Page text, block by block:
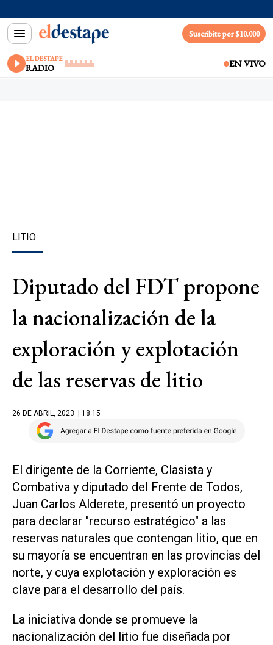
Suscribite por $10.000
EL DESTAPE
RADIO EN VIVO
LITIO
Diputado del FDT propone
la nacionalización de la
exploración y explotación
de las reservas de litio
26 DE ABRIL, 2023 | 18.15
El dirigente de la Corriente, Clasista y
Combativa y diputado del Frente de Todos,
Juan Carlos Alderete, presentó un proyecto
para declarar "recurso estratégico" a las
reservas naturales que contengan litio, que en
su mayoría se encuentran en las provincias del
norte, y cuya explotación y exploración es
clave para el desarrollo del país.
La iniciativa donde se promueve la
nacionalización del litio fue diseñada por